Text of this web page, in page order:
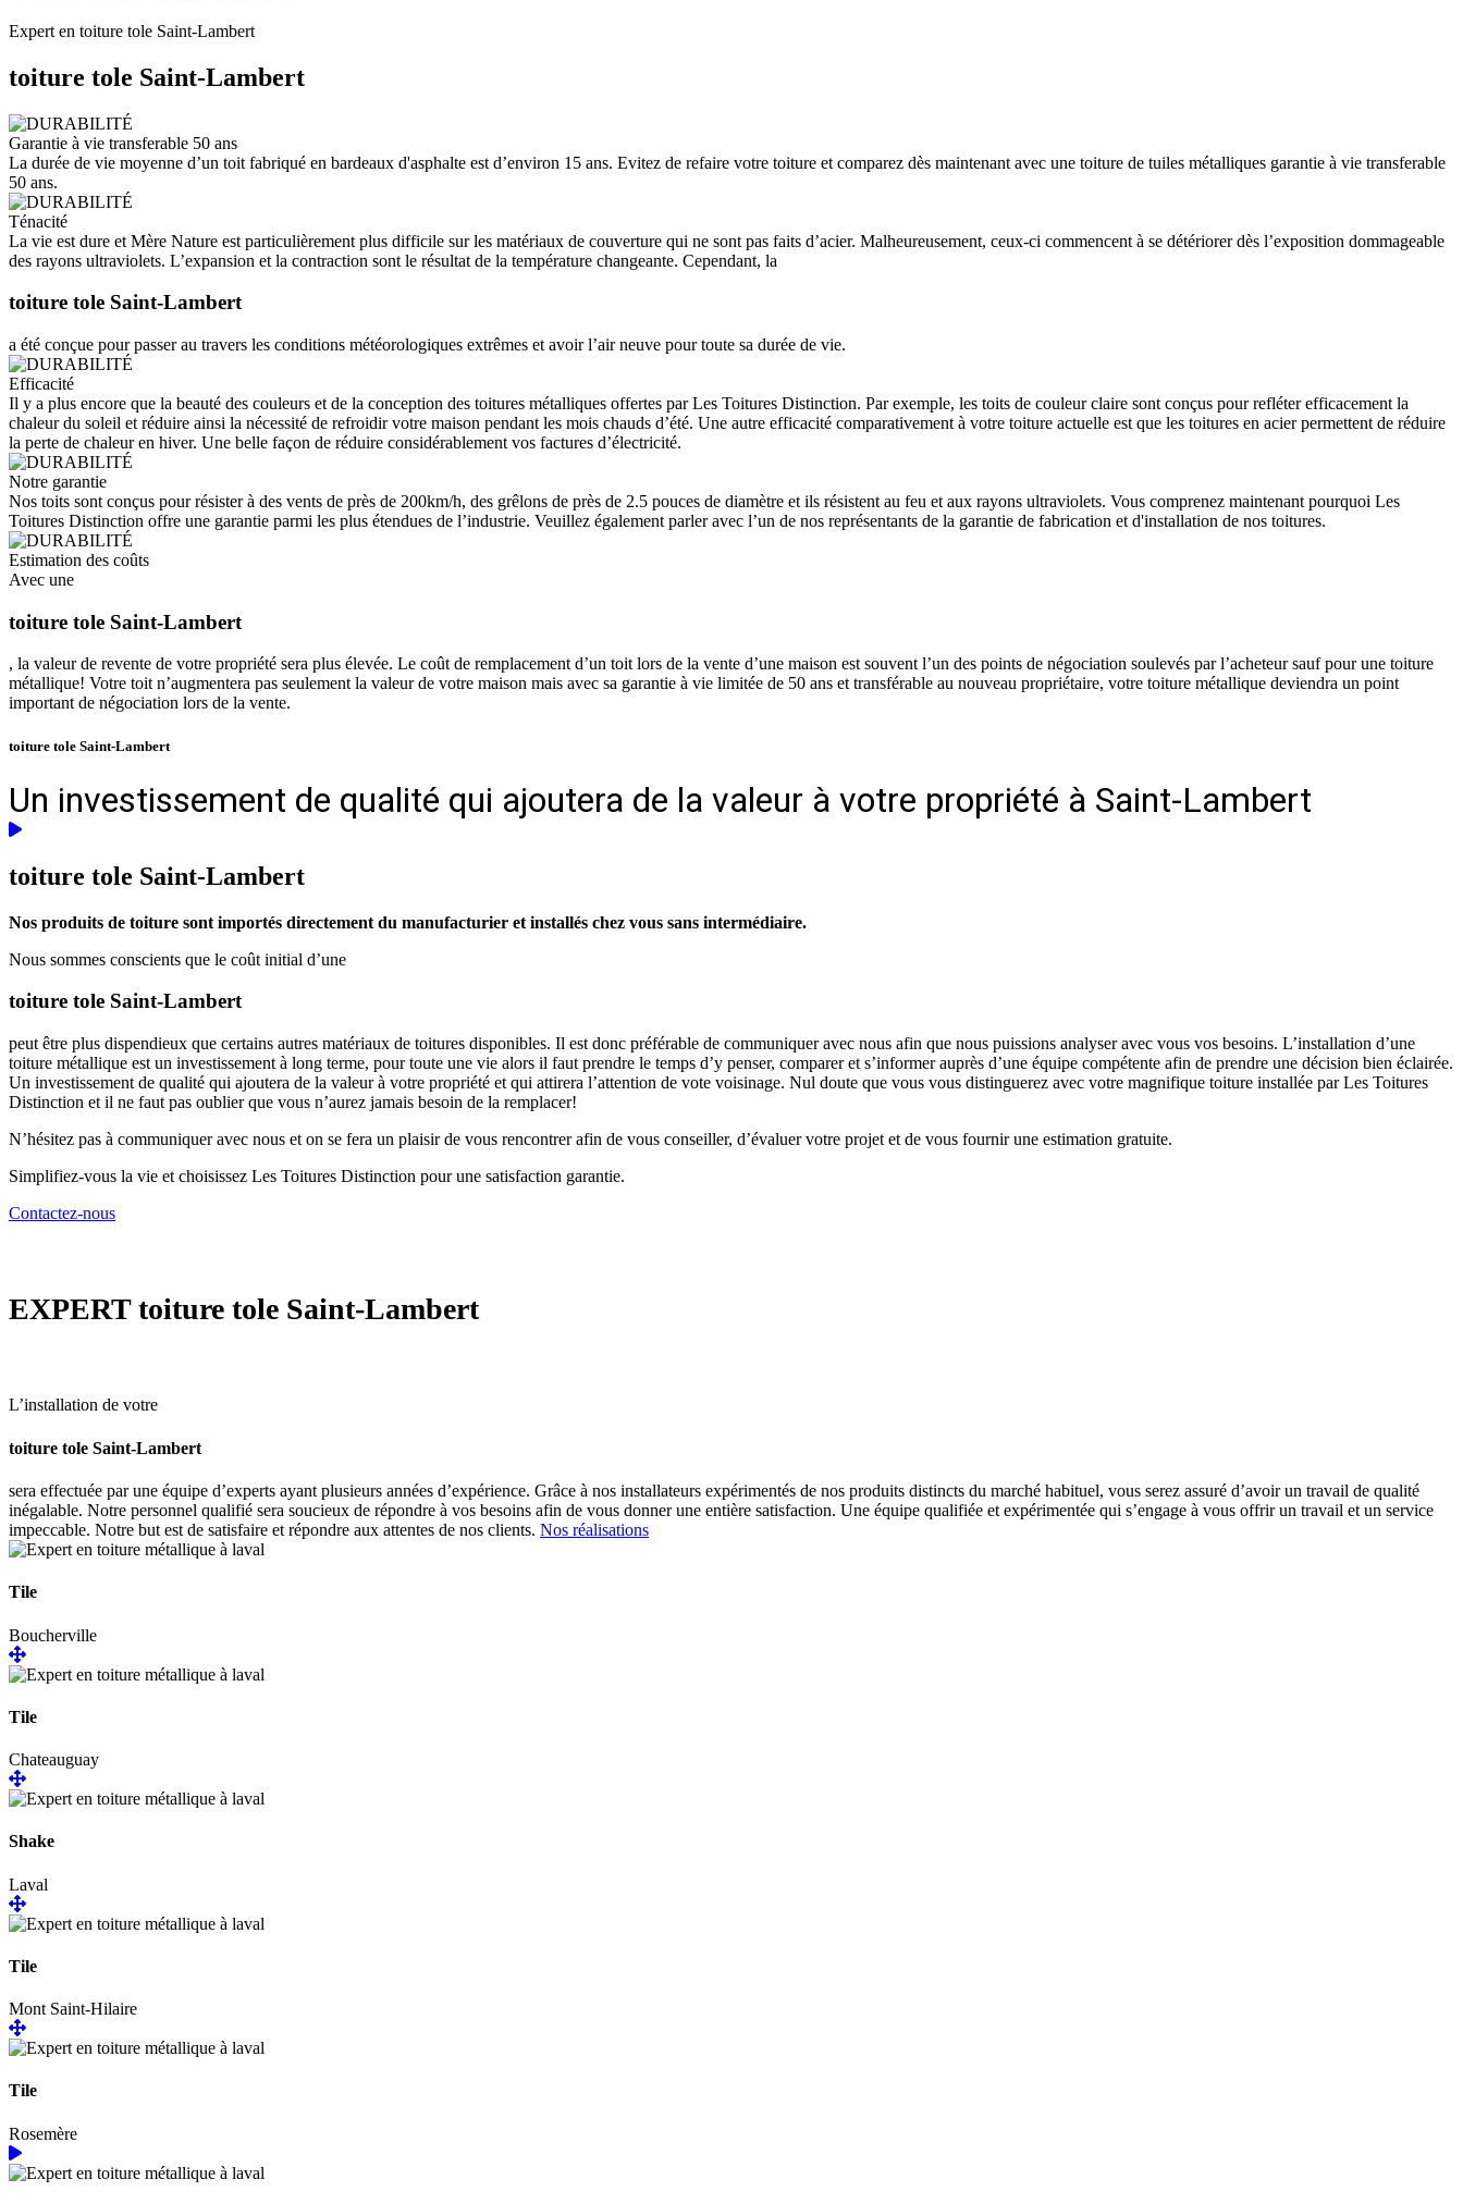
Expert en toiture tole Saint-Lambert
toiture tole Saint-Lambert
Garantie à vie transferable 50 ans
La durée de vie moyenne d’un toit fabriqué en bardeaux d'asphalte est d’environ 15 ans. Evitez de refaire votre toiture et comparez dès maintenant avec une toiture de tuiles métalliques garantie à vie transferable
50 ans.
Ténacité
La vie est dure et Mère Nature est particulièrement plus difficile sur les matériaux de couverture qui ne sont pas faits d’acier. Malheureusement, ceux-ci commencent à se détériorer dès l’exposition dommageable
des rayons ultraviolets. L’expansion et la contraction sont le résultat de la température changeante. Cependant, la
toiture tole Saint-Lambert
a été conçue pour passer au travers les conditions météorologiques extrêmes et avoir l’air neuve pour toute sa durée de vie.
Efficacité
Il y a plus encore que la beauté des couleurs et de la conception des toitures métalliques offertes par Les Toitures Distinction. Par exemple, les toits de couleur claire sont conçus pour refléter efficacement la
chaleur du soleil et réduire ainsi la nécessité de refroidir votre maison pendant les mois chauds d’été. Une autre efficacité comparativement à votre toiture actuelle est que les toitures en acier permettent de réduire
la perte de chaleur en hiver. Une belle façon de réduire considérablement vos factures d’électricité.
Notre garantie
Nos toits sont conçus pour résister à des vents de près de 200km/h, des grêlons de près de 2.5 pouces de diamètre et ils résistent au feu et aux rayons ultraviolets. Vous comprenez maintenant pourquoi Les
Toitures Distinction offre une garantie parmi les plus étendues de l’industrie. Veuillez également parler avec l’un de nos représentants de la garantie de fabrication et d'installation de nos toitures.
Estimation des coûts
Avec une
toiture tole Saint-Lambert
, la valeur de revente de votre propriété sera plus élevée. Le coût de remplacement d’un toit lors de la vente d’une maison est souvent l’un des points de négociation soulevés par l’acheteur sauf pour une toiture
métallique! Votre toit n’augmentera pas seulement la valeur de votre maison mais avec sa garantie à vie limitée de 50 ans et transférable au nouveau propriétaire, votre toiture métallique deviendra un point
important de négociation lors de la vente.
toiture tole Saint-Lambert
Un investissement de qualité qui ajoutera de la valeur à votre propriété à Saint-Lambert
toiture tole Saint-Lambert
Nos produits de toiture sont importés directement du manufacturier et installés chez vous sans intermédiaire.
Nous sommes conscients que le coût initial d’une
toiture tole Saint-Lambert
peut être plus dispendieux que certains autres matériaux de toitures disponibles. Il est donc préférable de communiquer avec nous afin que nous puissions analyser avec vous vos besoins. L’installation d’une
toiture métallique est un investissement à long terme, pour toute une vie alors il faut prendre le temps d’y penser, comparer et s’informer auprès d’une équipe compétente afin de prendre une décision bien éclairée.
Un investissement de qualité qui ajoutera de la valeur à votre propriété et qui attirera l’attention de vote voisinage. Nul doute que vous vous distinguerez avec votre magnifique toiture installée par Les Toitures
Distinction et il ne faut pas oublier que vous n’aurez jamais besoin de la remplacer!
N’hésitez pas à communiquer avec nous et on se fera un plaisir de vous rencontrer afin de vous conseiller, d’évaluer votre projet et de vous fournir une estimation gratuite.
Simplifiez-vous la vie et choisissez Les Toitures Distinction pour une satisfaction garantie.
Contactez-nous
EXPERTtoiture tole Saint-Lambert
L’installation de votre
toiture tole Saint-Lambert
sera effectuée par une équipe d’experts ayant plusieurs années d’expérience. Grâce à nos installateurs expérimentés de nos produits distincts du marché habituel, vous serez assuré d’avoir un travail de qualité
inégalable. Notre personnel qualifié sera soucieux de répondre à vos besoins afin de vous donner une entière satisfaction. Une équipe qualifiée et expérimentée qui s’engage à vous offrir un travail et un service
impeccable. Notre but est de satisfaire et répondre aux attentes de nos clients. Nos réalisations
Tile
Boucherville
Tile
Chateauguay
Shake
Laval
Tile
Mont Saint-Hilaire
Tile
Rosemère